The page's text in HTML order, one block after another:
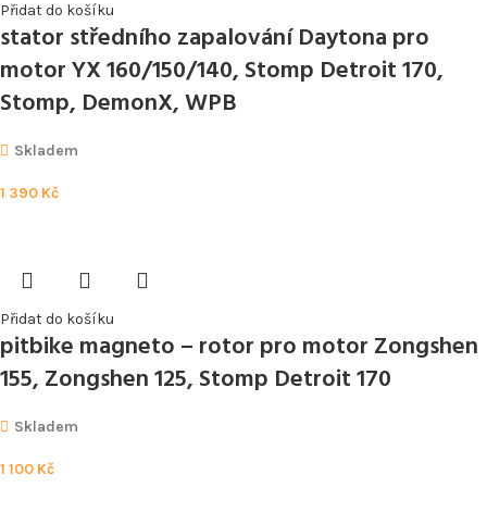
Přidat do košíku
stator středního zapalování Daytona pro
motor YX 160/150/140, Stomp Detroit 170,
Stomp, DemonX, WPB
Skladem
1 390 Kč
Přidat do košíku
pitbike magneto – rotor pro motor Zongshen
155, Zongshen 125, Stomp Detroit 170
Skladem
1 100 Kč